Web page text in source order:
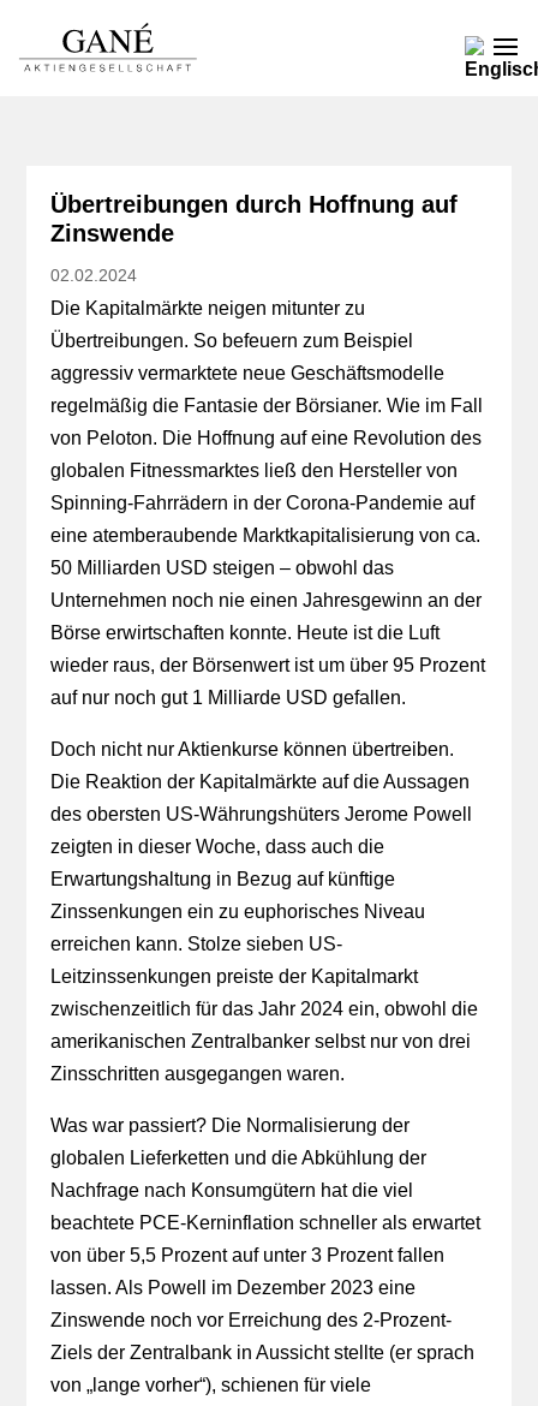
Übertreibungen durch Hoffnung auf
Zinswende
02.02.2024
Die Kapitalmärkte neigen mitunter zu
Übertreibungen. So befeuern zum Beispiel
aggressiv vermarktete neue Geschäftsmodelle
regelmäßig die Fantasie der Börsianer. Wie im Fall
von Peloton. Die Hoffnung auf eine Revolution des
globalen Fitnessmarktes ließ den Hersteller von
Spinning-Fahrrädern in der Corona-Pandemie auf
eine atemberaubende Marktkapitalisierung von ca.
50 Milliarden USD steigen – obwohl das
Unternehmen noch nie einen Jahresgewinn an der
Börse erwirtschaften konnte. Heute ist die Luft
wieder raus, der Börsenwert ist um über 95 Prozent
auf nur noch gut 1 Milliarde USD gefallen.
Doch nicht nur Aktienkurse können übertreiben.
Die Reaktion der Kapitalmärkte auf die Aussagen
des obersten US-Währungshüters Jerome Powell
zeigten in dieser Woche, dass auch die
Erwartungshaltung in Bezug auf künftige
Zinssenkungen ein zu euphorisches Niveau
erreichen kann. Stolze sieben US-
Leitzinssenkungen preiste der Kapitalmarkt
zwischenzeitlich für das Jahr 2024 ein, obwohl die
amerikanischen Zentralbanker selbst nur von drei
Zinsschritten ausgegangen waren.
Was war passiert? Die Normalisierung der
globalen Lieferketten und die Abkühlung der
Nachfrage nach Konsumgütern hat die viel
beachtete PCE-Kerninflation schneller als erwartet
von über 5,5 Prozent auf unter 3 Prozent fallen
lassen. Als Powell im Dezember 2023 eine
Zinswende noch vor Erreichung des 2-Prozent-
Ziels der Zentralbank in Aussicht stellte (er sprach
von „lange vorher“), schienen für viele